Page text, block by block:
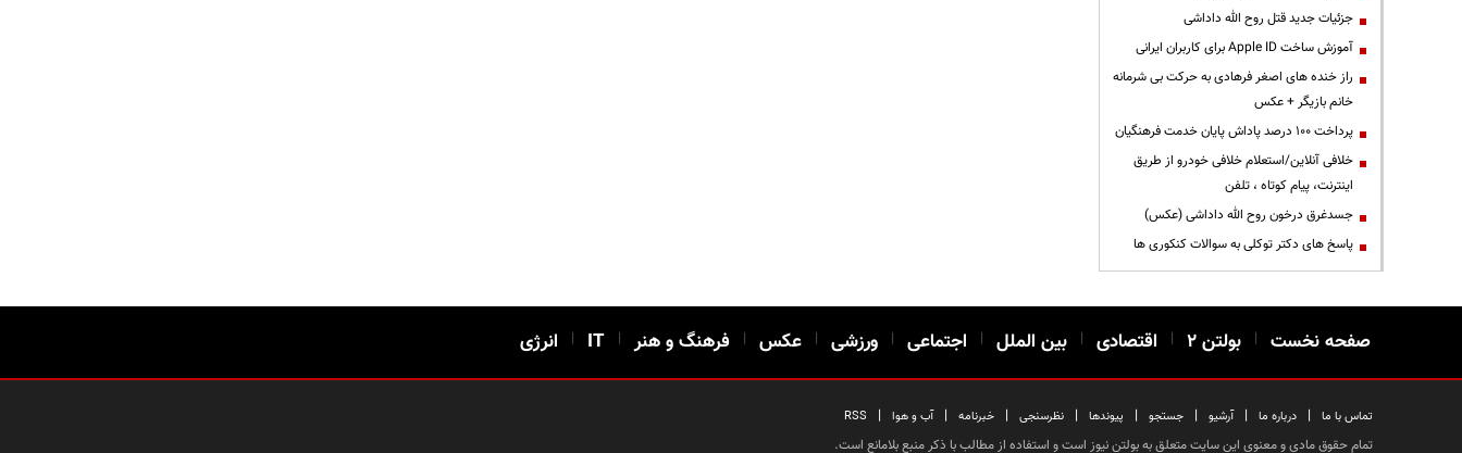
جزئیات جدید قتل روح الله داداشی
آموزش ساخت Apple ID برای کاربران ایرانی
راز خنده های اصغر فرهادی به حرکت بی شرمانه
خانم بازیگر + عکس
پرداخت ۱۰۰ درصد پاداش پایان خدمت فرهنگیان
خلافی آنلاین/استعلام خلافی خودرو از طریق
اینترنت، پیام کوتاه ، تلفن
جسدغرق درخون روح الله داداشی (عکس)
پاسخ های دکتر توکلی به سوالات کنکوری ها
صفحه نخست | بولتن ۲ | اقتصادی | بین الملل | اجتماعی | ورزشی | عکس | فرهنگ و هنر |
IT
| انرژی
تماس با ما | درباره ما | آرشیو | جستجو | پیوندها | نظرسنجی | خبرنامه | آب و هوا |
RSS
تمام حقوق مادی و معنوی این سایت متعلق به بولتن نیوز است و استفاده از مطالب با ذکر منبع بلامانع است.